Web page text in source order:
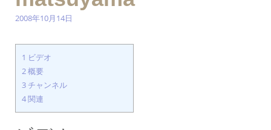
2008年10月14日
1 ビデオ
2概要
3チャンネル
4関連